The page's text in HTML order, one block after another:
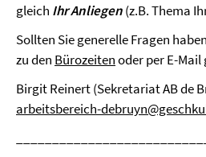
gleich Ihr Anliegen(z.B. Thema
Sollten Sie generelle Fragen
zu den Bürozeitenoder per E-Mail
Birgit Reinert (Sekretariat AB de
arbeitsbereich-